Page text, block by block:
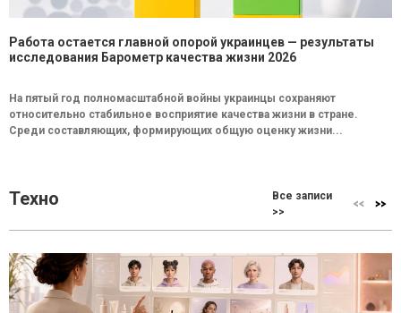
Работа остается главной опорой украинцев — результаты
исследования Барометр качества жизни 2026
На пятый год полномасштабной войны украинцы сохраняют
относительно стабильное восприятие качества жизни в стране.
Среди составляющих, формирующих общую оценку жизни...
Техно
Все записи
>>